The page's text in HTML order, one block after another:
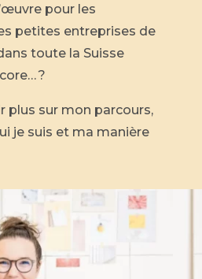
pour les
petites entreprises de
toute la Suisse
?
plus sur mon parcours,
je suis et ma manière